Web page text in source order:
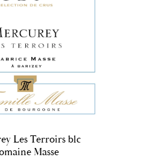
Les Terroirs blc
Masse